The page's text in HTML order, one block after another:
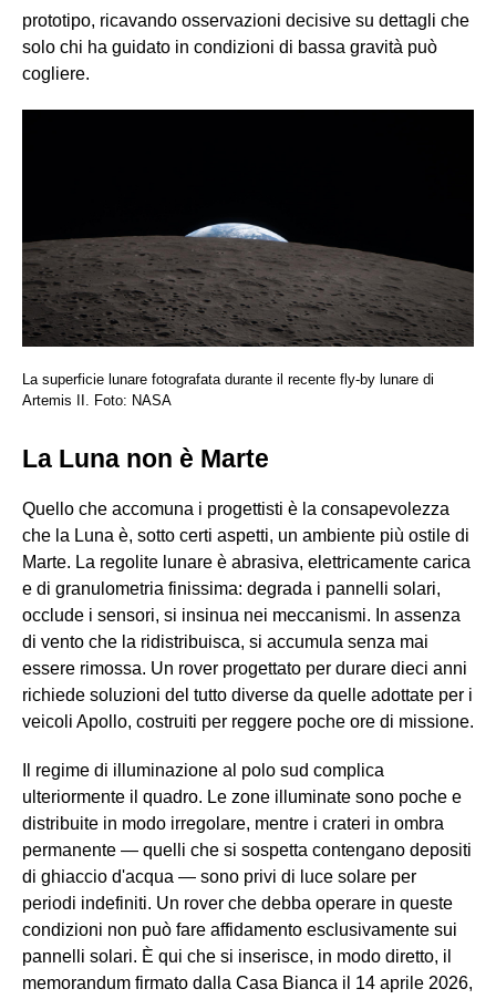
prototipo, ricavando osservazioni decisive su dettagli che
solo chi ha guidato in condizioni di bassa gravità può
cogliere.
La superficie lunare fotografata durante il recente fly-by lunare di
Artemis II. Foto: NASA
La Luna non è Marte
Quello che accomuna i progettisti è la consapevolezza
che la Luna è, sotto certi aspetti, un ambiente più ostile di
Marte. La regolite lunare è abrasiva, elettricamente carica
e di granulometria finissima: degrada i pannelli solari,
occlude i sensori, si insinua nei meccanismi. In assenza
di vento che la ridistribuisca, si accumula senza mai
essere rimossa. Un rover progettato per durare dieci anni
richiede soluzioni del tutto diverse da quelle adottate per i
veicoli Apollo, costruiti per reggere poche ore di missione.
Il regime di illuminazione al polo sud complica
ulteriormente il quadro. Le zone illuminate sono poche e
distribuite in modo irregolare, mentre i crateri in ombra
permanente — quelli che si sospetta contengano depositi
di ghiaccio d'acqua — sono privi di luce solare per
periodi indefiniti. Un rover che debba operare in queste
condizioni non può fare affidamento esclusivamente sui
pannelli solari. È qui che si inserisce, in modo diretto, il
memorandum firmato dalla Casa Bianca il 14 aprile 2026,